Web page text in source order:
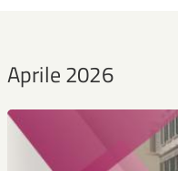
Aprile 2026